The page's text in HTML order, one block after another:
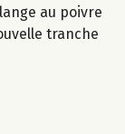
au poivre
tranche